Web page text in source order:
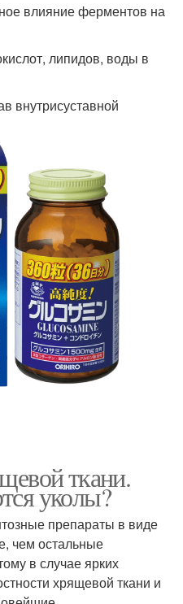
влияние ферментов на
липидов, воды в
внутрисуставной
ткани.
уколы?
препараты в виде
чем остальные
в случае ярких
хрящевой ткани и